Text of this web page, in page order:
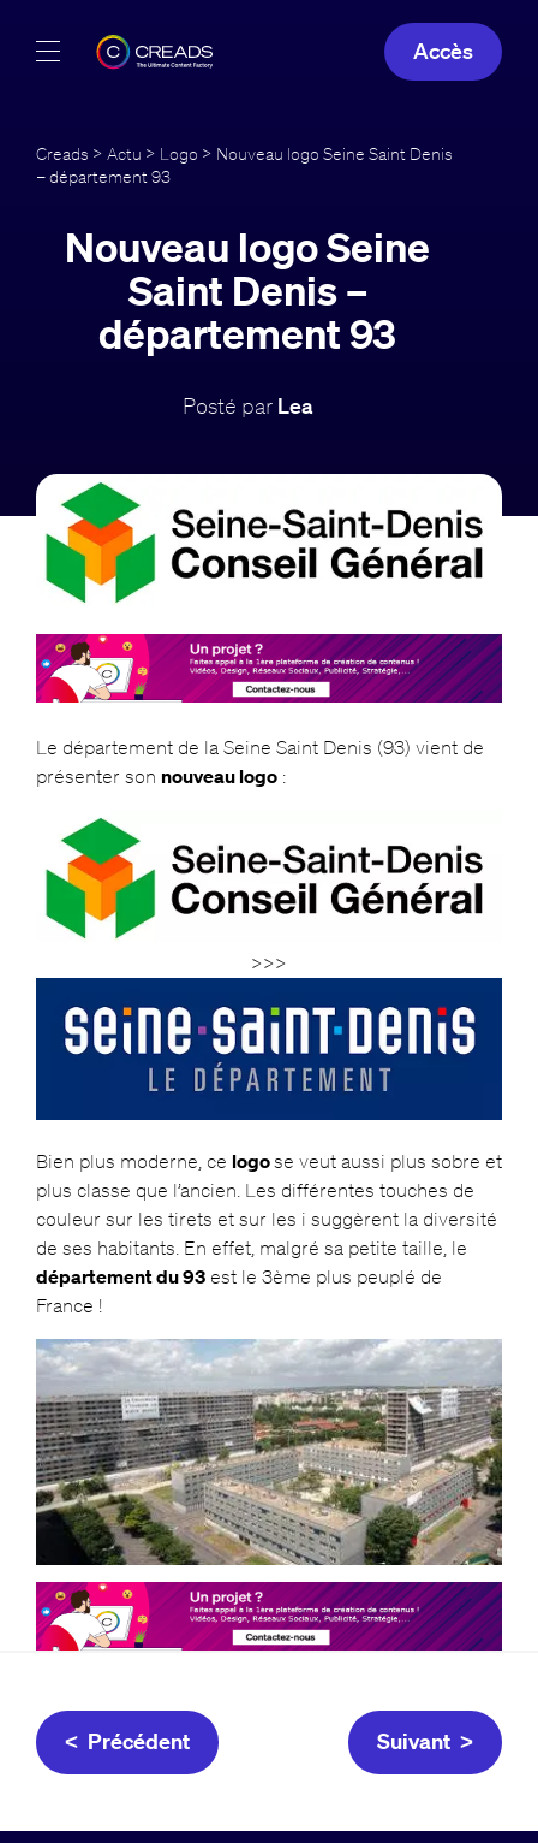
Offres
À propos
Accès
Creads > Actu > Logo > Nouveau logo Seine Saint Denis
– département 93
Nouveau logo Seine
Saint Denis –
département 93
Posté par Lea
Le département de la Seine Saint Denis (93) vient de
présenter son nouveau logo:
>>>
Bien plus moderne, ce logose veut aussi plus sobre et
plus classe que l’ancien. Les différentes touches de
couleur sur les tirets et sur les i suggèrent la diversité
de ses habitants. En effet, malgré sa petite taille, le
département du 93est le 3ème plus peuplé de
France !
< Précédent Suivant >